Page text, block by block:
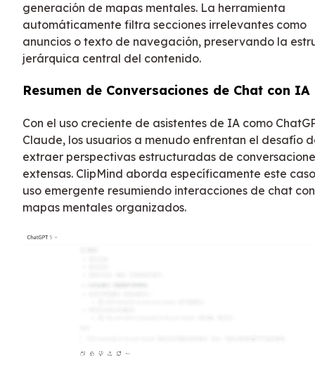
generación de mapas mentales. La herramienta
automáticamente filtra secciones irrelevantes como
anuncios o texto de navegación, preservando la
jerárquica central del contenido.
Resumen de Conversaciones de Chat con IA
Con el uso creciente de asistentes de IA como
Claude, los usuarios a menudo enfrentan el desafío
extraer perspectivas estructuradas de
extensas. ClipMind aborda específicamente este
uso emergente resumiendo interacciones de chat
mapas mentales organizados.